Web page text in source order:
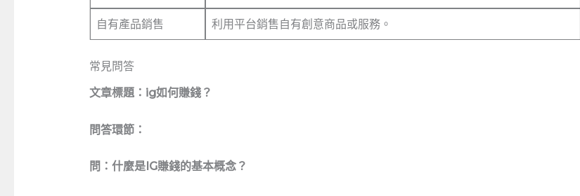
自有產品銷售 利用平台銷售自有創意商品或服務。
常見問答
文章標題：ig如何賺錢？
問答環節：
問：什麼是IG賺錢的基本概念？